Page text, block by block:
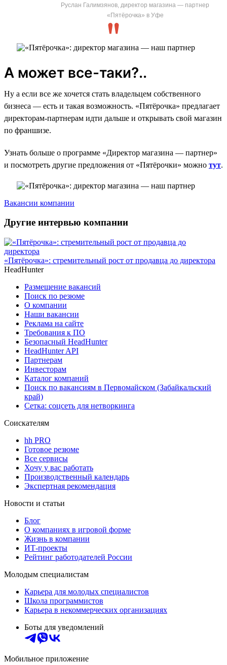
Руслан Галимзянов, директор магазина — партнер
«Пятёрочка» в Уфе
А может все-таки?..
Ну а если все же хочется стать владельцем собственного
бизнеса — есть и такая возможность. «Пятёрочка» предлагает
директорам-партнерам идти дальше и открывать свой магазин
по франшизе.
Узнать больше о программе «Директор магазина — партнер»
и посмотреть другие предложения от «Пятёрочки» можно тут.
Вакансии компании
Другие интервью компании
«Пятёрочка»: стремительный рост от продавца до директора
HeadHunter
Размещение вакансий
Поиск по резюме
О компании
Наши вакансии
Реклама на сайте
Требования к ПО
Безопасный HeadHunter
HeadHunter API
Партнерам
Инвесторам
Каталог компаний
Поиск по вакансиям в Первомайском (Забайкальский
край)
Сетка: соцсеть для нетворкинга
Соискателям
hh PRO
Готовое резюме
Все сервисы
Хочу у вас работать
Производственный календарь
Экспертная рекомендация
Новости и статьи
Блог
О компаниях в игровой форме
Жизнь в компании
ИТ-проекты
Рейтинг работодателей России
Молодым специалистам
Карьера для молодых специалистов
Школа программистов
Карьера в некоммерческих организациях
Боты для уведомлений
Мобильное приложение